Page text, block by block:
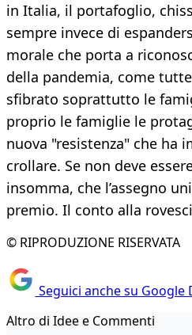
in Italia, il portafoglio,
sempre invece di
morale che porta a
della pandemia, come
sfibrato soprattutto le
proprio le famiglie le
nuova "resistenza" che ha
crollare. Se non deve
insomma, che l’assegno
premio. Il conto alla
© RIPRODUZIONE RISERVATA
Seguici anche su Google
Altro di Idee e Commenti